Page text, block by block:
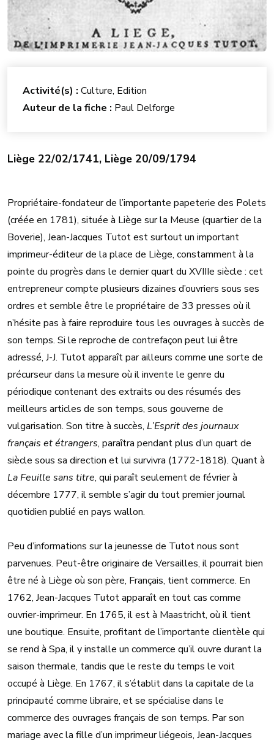
Liège 22/02/1741, Liège 20/09/1794
Propriétaire-fondateur de l’importante papeterie des Polets
(créée en 1781), située à Liège sur la Meuse (quartier de la
Boverie), Jean-Jacques Tutot est surtout un important
imprimeur-éditeur de la place de Liège, constamment à la
pointe du progrès dans le dernier quart du XVIIIe siècle : cet
entrepreneur compte plusieurs dizaines d’ouvriers sous ses
ordres et semble être le propriétaire de 33 presses où il
n’hésite pas à faire reproduire tous les ouvrages à succès de
son temps. Si le reproche de contrefaçon peut lui être
adressé, J-J. Tutot apparaît par ailleurs comme une sorte de
précurseur dans la mesure où il invente le genre du
périodique contenant des extraits ou des résumés des
meilleurs articles de son temps, sous gouverne de
vulgarisation. Son titre à succès, L’Esprit des journaux
français et étrangers, paraîtra pendant plus d’un quart de
siècle sous sa direction et lui survivra (1772-1818). Quant à
La Feuille sans titre, qui paraît seulement de février à
décembre 1777, il semble s’agir du tout premier journal
quotidien publié en pays wallon.
Peu d’informations sur la jeunesse de Tutot nous sont
parvenues. Peut-être originaire de Versailles, il pourrait bien
être né à Liège où son père, Français, tient commerce. En
1762, Jean-Jacques Tutot apparaît en tout cas comme
ouvrier-imprimeur. En 1765, il est à Maastricht, où il tient
une boutique. Ensuite, profitant de l’importante clientèle qui
se rend à Spa, il y installe un commerce qu’il ouvre durant la
saison thermale, tandis que le reste du temps le voit
occupé à Liège. En 1767, il s’établit dans la capitale de la
principauté comme libraire, et se spécialise dans le
commerce des ouvrages français de son temps. Par son
mariage avec la fille d’un imprimeur liégeois, Jean-Jacques
Activité(s) : Culture, Edition
Auteur de la fiche : Paul Delforge